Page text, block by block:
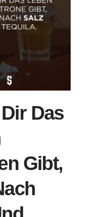
Das
Gibt,